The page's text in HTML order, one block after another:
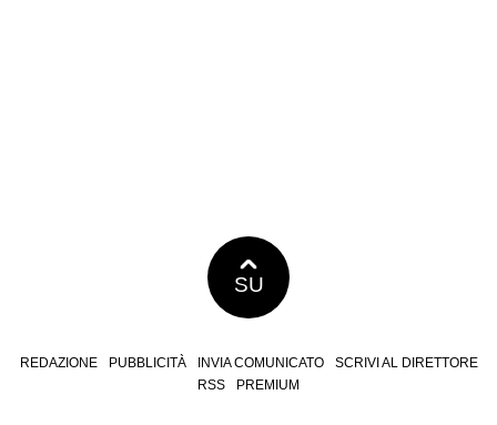
SU
REDAZIONE PUBBLICITÀ INVIA COMUNICATO
SCRIVI AL DIRETTORE
RSS
PREMIUM